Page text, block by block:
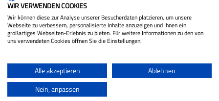
Startseite | Veranstaltungen | Datenschutz | Sicherheit | Kontakt |
Impressum
WIR VERWENDEN COOKIES
Wir können diese zur Analyse unserer Besucherdaten platzieren, um unsere
Webseite zu verbessern, personalisierte Inhalte anzuzeigen und Ihnen ein
großartiges Webseiten-Erlebnis zu bieten. Für weitere Informationen zu den von
uns verwendeten Cookies öffnen Sie die Einstellungen.
Alle akzeptieren
Ablehnen
Nein, anpassen